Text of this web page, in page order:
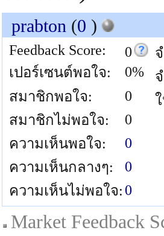
prabton (0 )
Feedback Score:
0
เปอร์เซนต์พอใจ:
0%
สมาชิกพอใจ:
0
สมาชิกไม่พอใจ:
0
ความเห็นพอใจ:
0
ความเห็นกลางๆ:
0
ความเห็นไม่พอใจ: 0
Market